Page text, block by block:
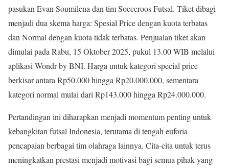
pasukan Evan Soumilena dan tim Socceroos Futsal. Tiket dibagi
menjadi dua skema harga: Spesial Price dengan kuota terbatas
dan Normal dengan kuota tidak terbatas. Penjualan tiket akan
dimulai pada Rabu, 15 Oktober 2025, pukul 13.00 WIB melalui
aplikasi Wondr by BNI. Harga untuk kategori special price
berkisar antara Rp50.000 hingga Rp20.000.000, sementara
kategori normal mulai dari Rp143.000 hingga Rp24.000.000.
Pertandingan ini diharapkan menjadi momentum penting untuk
kebangkitan futsal Indonesia, terutama di tengah euforia
pencapaian berbagai tim olahraga lainnya. Cita-cita untuk terus
meningkatkan prestasi menjadi motivasi bagi semua pihak yang